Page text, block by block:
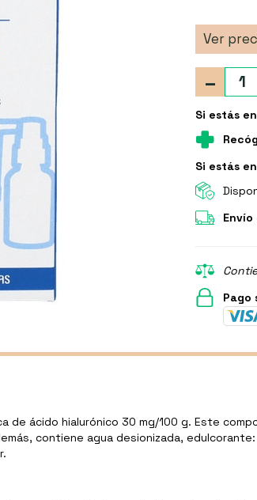
Ver
-
Si estás
Si estás
Pago
de ácido hialurónico 30 mg/100 g. Este
contiene agua desionizada,